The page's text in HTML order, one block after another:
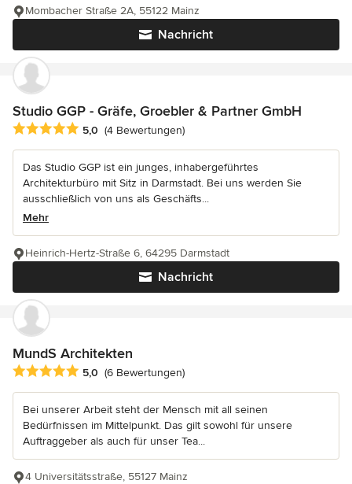
Nachricht
Mombacher Straße 2A, 55122 Mainz
Studio GGP - Gräfe, Groebler & Partner GmbH
Durchschnittliche Bewertung: 5 von 5 Sternen
5,0 (4 Bewertungen)
Das Studio GGP ist ein junges, inhabergeführtes
Architekturbüro mit Sitz in Darmstadt. Bei uns werden Sie
ausschließlich von uns als Geschäfts...
Mehr
Nachricht
Heinrich-Hertz-Straße 6, 64295 Darmstadt
MundS Architekten
Durchschnittliche Bewertung: 5 von 5 Sternen
5,0 (6 Bewertungen)
Bei unserer Arbeit steht der Mensch mit all seinen
Bedürfnissen im Mittelpunkt. Das gilt sowohl für unsere
Auftraggeber als auch für unser Tea...
4 Universitätsstraße, 55127 Mainz